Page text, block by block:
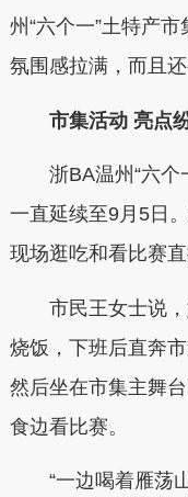
州“六个一”土特产
氛围感拉满，而且
市集活动 亮点
浙BA温州“六个
一直延续至9月5日
现场逛吃和看比赛
市民王女士说，
烧饭，下班后直奔
然后坐在市集主舞
食边看比赛。
“一边喝着雁荡山